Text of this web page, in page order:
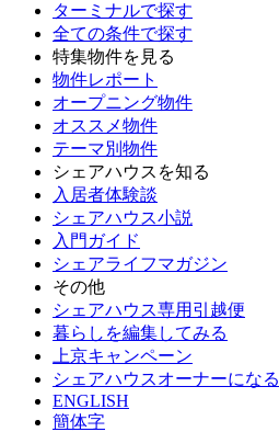
ターミナルで探す
全ての条件で探す
特集物件を見る
物件レポート
オープニング物件
オススメ物件
テーマ別物件
シェアハウスを知る
入居者体験談
シェアハウス小説
入門ガイド
シェアライフマガジン
その他
シェアハウス専用引越便
暮らしを編集してみる
上京キャンペーン
シェアハウスオーナーになる
ENGLISH
簡体字